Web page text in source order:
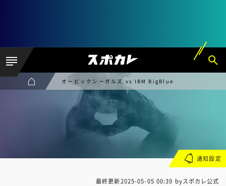
オービックシーガルズ vs IBM BigBlue
最終更新2025-05-05 00:39 byスポカレ公式
通知設定